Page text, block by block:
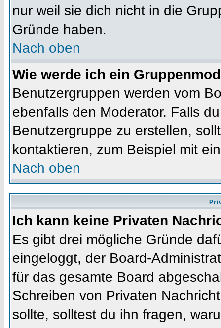
nur weil sie dich nicht in die
Gründe haben.
Nach oben
Wie werde ich ein
Benutzergruppen werden vom
ebenfalls den Moderator. Falls
Benutzergruppe zu erstellen,
kontaktieren, zum Beispiel mit
Nach oben
Ich kann keine Privaten
Es gibt drei mögliche Gründe
eingeloggt, der Board-
für das gesamte Board
Schreiben von Privaten
sollte, solltest du ihn fragen,